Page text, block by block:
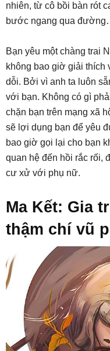
nhiên, từ cô bồi bàn rót
bước ngang qua
Bạn yêu một chàng trai
không bao giờ giải thích
dỗi. Bởi vì anh ta luôn
với bạn. Không có gì
chặn bạn trên mạng xã
sẽ lợi dụng bạn để yêu
bao giờ gọi lại cho bạn
quan hệ đến hồi rắc rối,
cư xử với phụ nữ.
Ma Kết: Gia
thậm chí vũ